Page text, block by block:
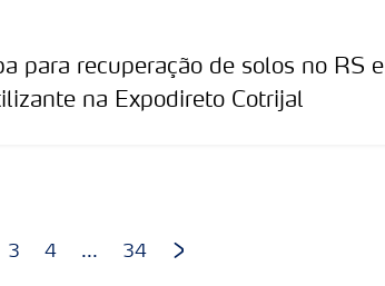
para recuperação de solos no RS e
na Expodireto Cotrijal
3 4 ... 34